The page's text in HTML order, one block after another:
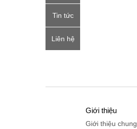
Tin tức
Liên hệ
Giới thiệu
Giới thiệu chung